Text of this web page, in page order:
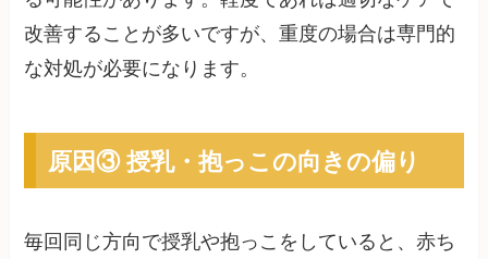
改善することが多いですが、重度の場合は専門的
な対処が必要になります。
原因③ 授乳・抱っこの向きの偏り
毎回同じ方向で授乳や抱っこをしていると、赤ち